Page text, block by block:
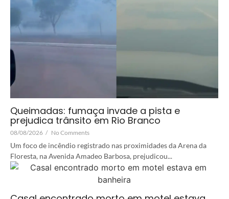
Queimadas: fumaça invade a pista e
prejudica trânsito em Rio Branco
08/08/2026 / No Comments
Um foco de incêndio registrado nas proximidades da Arena da
Floresta, na Avenida Amadeo Barbosa, prejudicou...